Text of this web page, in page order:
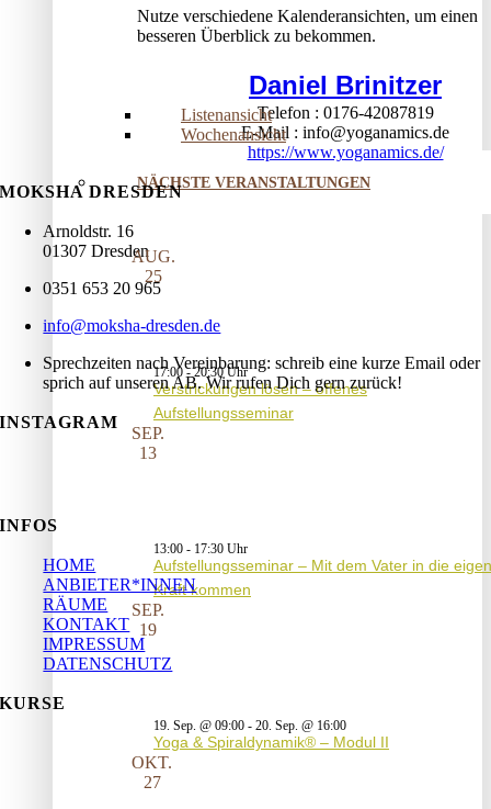
Nutze verschiedene Kalenderansichten, um einen
besseren Überblick zu bekommen.
Listenansicht
Wochenansicht
NÄCHSTE VERANSTALTUNGEN
AUG.
25
17:00-20:30
Verstrickungen lösen – offenes
Aufstellungsseminar
SEP.
13
13:00 - 17:30
Aufstellungsseminar – Mit dem Vater in die
Kraft kommen
SEP.
19
19. Sep. @ 09:00 - 20. Sep. @ 16:00
Yoga & Spiraldynamik® – Modul II
OKT.
27
Daniel Brinitzer
Telefon
0176-42087819
E-Mail
info@yoganamics.de
https://www.yoganamics.de/
MOKSHA DRESDEN
Arnoldstr. 16
01307 Dresden
0351 653 20 965
info@moksha-dresden.de
Sprechzeiten nach Vereinbarung: schreib eine kurze Email oder
sprich auf unseren AB. Wir rufen Dich gern zurück!
INSTAGRAM
INFOS
HOME
ANBIETER*INNEN
RÄUME
KONTAKT
IMPRESSUM
DATENSCHUTZ
KURSE